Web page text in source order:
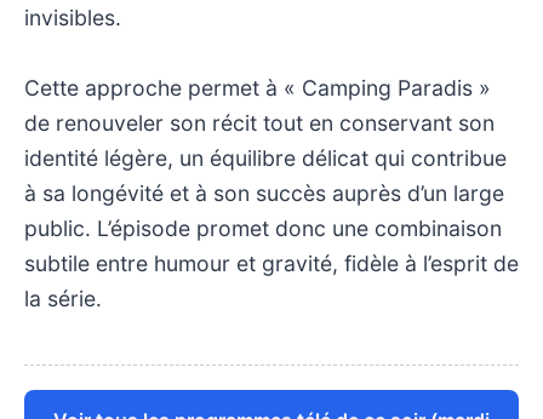
invisibles.
Cette approche permet à « Camping Paradis »
de renouveler son récit tout en conservant son
identité légère, un équilibre délicat qui contribue
à sa longévité et à son succès auprès d’un large
public. L’épisode promet donc une combinaison
subtile entre humour et gravité, fidèle à l’esprit de
la série.